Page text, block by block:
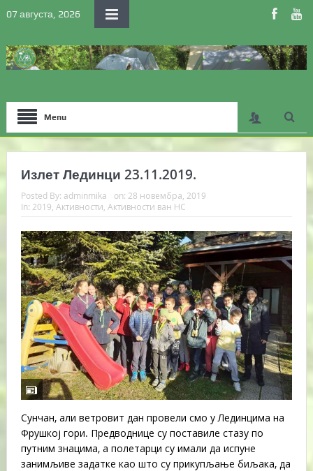
07 августа, 2026
Menu
Излет Лединци 23.11.2019.
Posted By: adminmika on: 28 новембра, 2019
In: 2019 Активности Активности ван НС
Сунчан, али ветровит дан провели смо у Лединцима на
Фрушкој гори. Предводнице су поставиле стазу по
путним знацима, а полетарци су имали да испуне
занимљиве задатке као што су прикупљање биљака, да